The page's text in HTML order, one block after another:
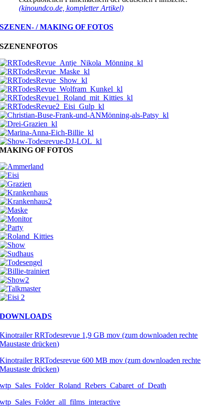
(kinoundco.de, kompletter Artikel)
SZENEN- / MAKING OF FOTOS
SZENENFOTOS
MAKING OF FOTOS
DOWNLOADS
Kinotrailer RRTodesrevue 1,9 GB mov (zum downloaden rechte
Maustaste drücken)
Kinotrailer RRTodesrevue 600 MB mov (zum downloaden rechte
Maustaste drücken)
wtp_Sales_Folder_Roland_Rebers_Cabaret_of_Death
wtp_Sales_Folder_all_films_interactive